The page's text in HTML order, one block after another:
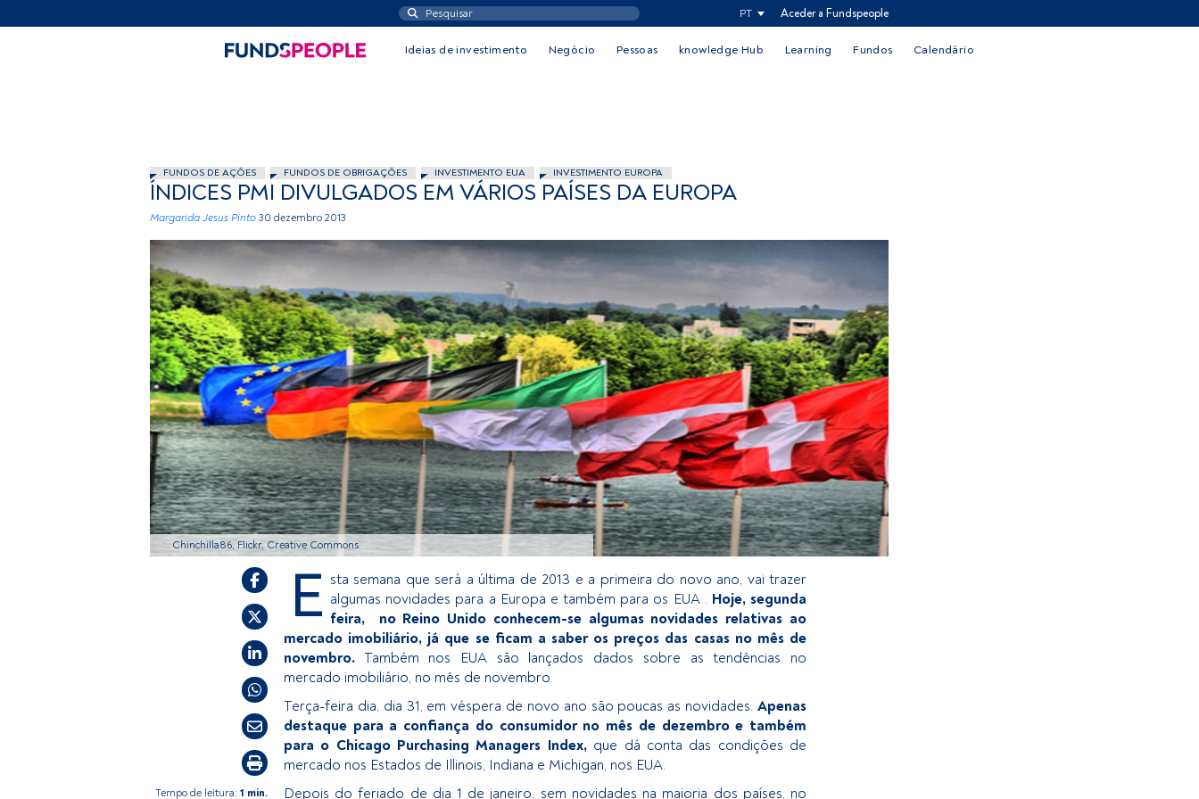
PT Aceder a Fundspeople
Ideias de investimento Negócio Pessoas knowledge Hub Learning Fundos Calendário
FUNDOS DE AÇÕES FUNDOS DE OBRIGAÇÕES INVESTIMENTO EUA INVESTIMENTO EUROPA
ÍNDICES PMI DIVULGADOS EM VÁRIOS PAÍSES DA EUROPA
Margarida Jesus Pinto 30 dezembro 2013
Chinchilla86, Flickr, Creative Commons
Tempo de leitura: 1 min.
E sta semana que será a última de 2013 e a primeira do novo ano, vai trazer
algumas novidades para a Europa e também para os EUA . Hoje, segunda
feira, no Reino Unido conhecem-se algumas novidades relativas ao
mercado imobiliário, já que se ficam a saber os preços das casas no mês de
novembro. Também nos EUA são lançados dados sobre as tendências no
mercado imobiliário, no mês de novembro.
Terça-feira dia, dia 31, em véspera de novo ano são poucas as novidades. Apenas
destaque para a confiança do consumidor no mês de dezembro e também
para o Chicago Purchasing Managers Index,que dá conta das condições de
mercado nos Estados de Illinois, Indiana e Michigan, nos EUA.
Depois do feriado de dia 1 de janeiro, sem novidades na maioria dos países, no